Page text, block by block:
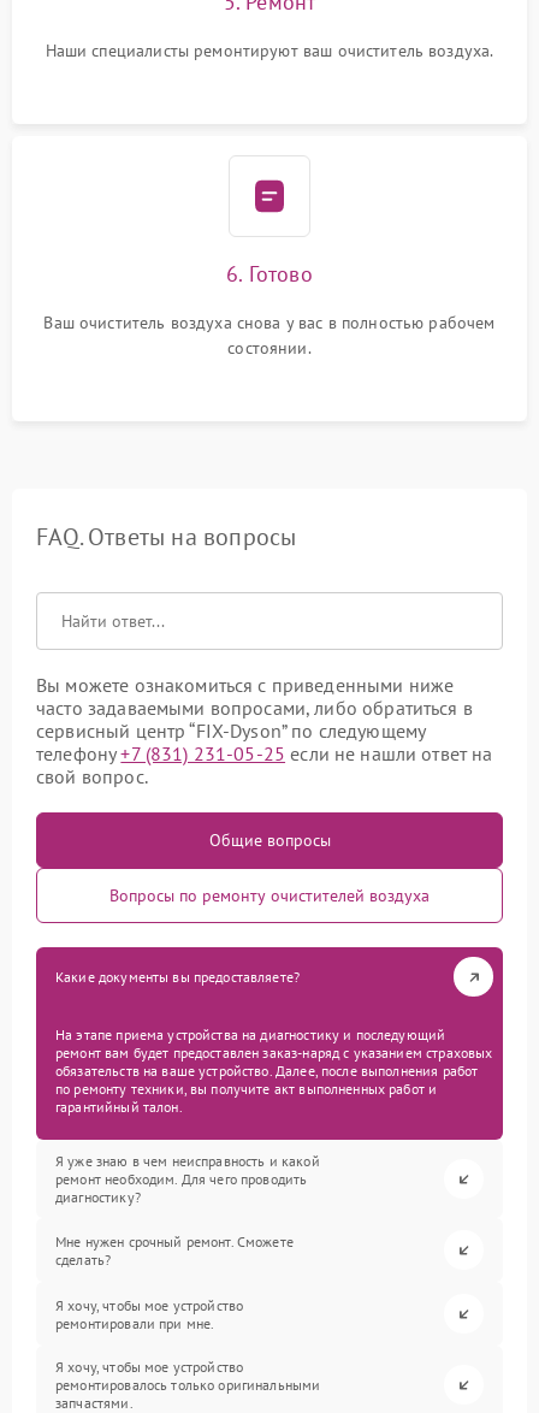
Наши специалисты ремонтируют ваш очиститель воздуха.
6. Готово
Ваш очиститель воздуха снова у вас в полностью рабочем
состоянии.
FAQ. Ответы на вопросы
Вы можете ознакомиться с приведенными ниже
часто задаваемыми вопросами, либо обратиться в
сервисный центр “FIX-Dyson” по следующему
телефону+7 (831) 231-05-25 если не нашли ответ на
свой вопрос.
Общие вопросы
Вопросы по ремонту очистителей воздуха
Какие документы вы предоставляете?
На этапе приема устройства на диагностику и последующий
ремонт вам будет предоставлен заказ-наряд с указанием страховых
обязательств на ваше устройство. Далее, после выполнения работ
по ремонту техники, вы получите акт выполненных работ и
гарантийный талон.
Я уже знаю в чем неисправность и какой
ремонт необходим. Для чего проводить
диагностику?
Мне нужен срочный ремонт. Сможете
сделать?
Я хочу, чтобы мое устройство
ремонтировали при мне.
Я хочу, чтобы мое устройство
ремонтировалось только оригинальными
запчастями.